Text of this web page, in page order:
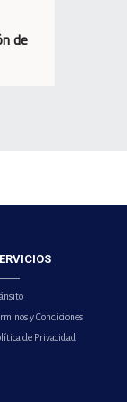
de
y Condiciones
de Privacidad